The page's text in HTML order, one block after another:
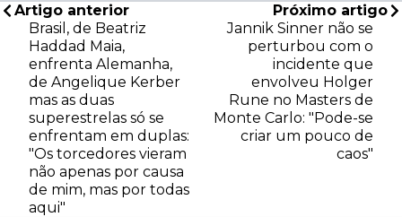
Artigo anterior
Brasil, de Beatriz
Haddad Maia,
enfrenta Alemanha,
de Angelique Kerber
mas as duas
superestrelas só se
enfrentam em duplas:
"Os torcedores vieram
não apenas por causa
de mim, mas por todas
aqui"
Próximo artigo
Jannik Sinner não se
perturbou com o
incidente que
envolveu Holger
Rune no Masters de
Monte Carlo: "Pode-se
criar um pouco de
caos"